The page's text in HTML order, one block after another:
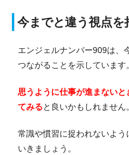
今までと違う視点を
エンジェルナンバー909は、
つながることを示しています。
思うように仕事が進まないと
てみると良いかもしれません。
常識や慣習に捉われないよ
いきましょう。